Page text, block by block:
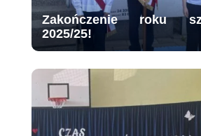
Zakończenie roku
2025/25!